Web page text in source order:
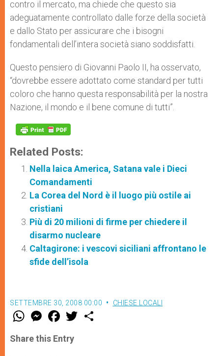
contro il mercato, ma chiede che questo sia
adeguatamente controllato dalle forze della società
e dallo Stato per assicurare che i bisogni
fondamentali dell’intera società siano soddisfatti.
Questo pensiero di Giovanni Paolo II, ha osservato,
“dovrebbe essere adottato come standard per tutti
coloro che hanno questa responsabilità per la nostra
Nazione, il mondo e il bene comune di tutti”.
Related Posts:
Nella laica America, Satana vale i Dieci
Comandamenti
La Corea del Nord è il luogo più ostile ai
cristiani
Più di 20 milioni di firme per chiedere il
disarmo nucleare
Caltagirone: i vescovi siciliani affrontano le
sfide dell’isola
SETTEMBRE 30, 2008 00:00 CHIESE LOCALI
W
t
s
M
e
s
e
F
a
e
b
w
Share this Entry